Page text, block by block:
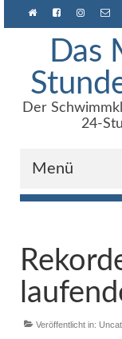
Das
Der
24-
Menü
Über uns
Archiv
Veröffentlicht in: